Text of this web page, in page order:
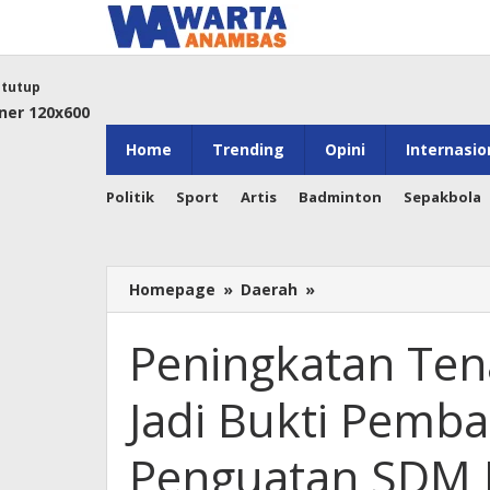
konten
Home Trending Opini
Politik Sport Artis Badminton Sepakbola
tutup
Homepage » Daerah »
Tenaga
Asli
Papua
Jadi
Bukti
Inklusif
Peningkatan
Jadi Bukti
Penguatan SDM